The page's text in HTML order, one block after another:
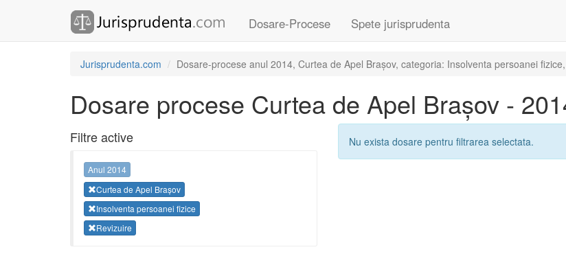
Dosare-Procese Spete jurisprudenta
Jurisprudenta.com Dosare-procese anul 2014, Curtea de Apel Brașov, categoria: Insolventa persoanei
Dosare procese Curtea de Apel Brașov -
Filtre active
Anul 2014
Curtea de Apel Brașov
Insolventa persoanei fizice
Revizuire
Nu exista dosare pentru filtrarea selectata.